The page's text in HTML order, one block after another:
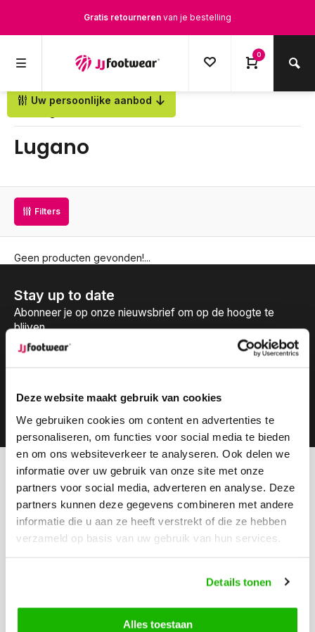
Deze website maakt gebruik van cookies
We gebruiken cookies om content en advertenties te
personaliseren, om functies voor social media te bieden
en om ons websiteverkeer te analyseren. Ook delen we
informatie over uw gebruik van onze site met onze
partners voor social media, adverteren en analyse. Deze
partners kunnen deze gegevens combineren met andere
informatie die u aan ze heeft verstrekt of die ze hebben
verzameld op basis van uw gebruik van hun services.
Details tonen
Alles toestaan
Gratis retourneren van je bestelling
0
Uw persoonlijke aanbod
Lugano
Filters
Geen producten gevonden!...
Stay up to date
Abonneer je op onze nieuwsbrief om op de hoogte te
blijven.
Kunnen we helpen?
Klantenservice:
openingstijden
Bel ons
0416-272223